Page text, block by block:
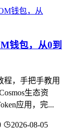
钱包，从0到
程，手把手教用
生态资
应用，完...
2026-08-05